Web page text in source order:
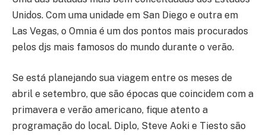
Unidos. Com uma unidade em San Diego e outra em
Las Vegas, o Omnia é um dos pontos mais procurados
pelos djs mais famosos do mundo durante o verão.
Se está planejando sua viagem entre os meses de
abril e setembro, que são épocas que coincidem com a
primavera e verão americano, fique atento a
programação do local. Diplo, Steve Aoki e Tiesto são